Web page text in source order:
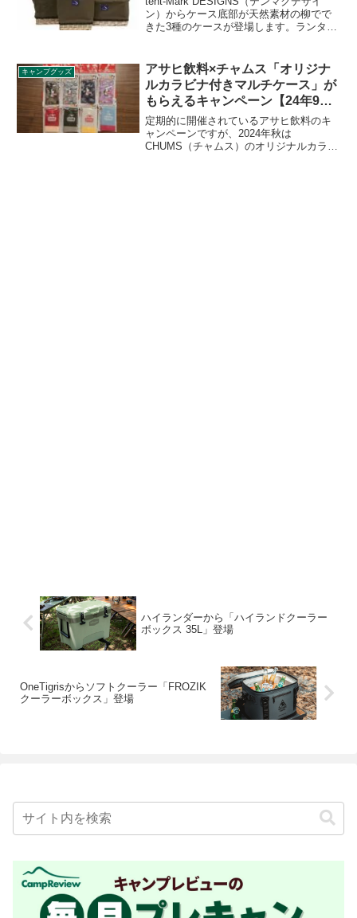
ン）からケース底部が天然素材の柳でで
きた3種のケースが登場します。ランタン
ているため、安心して収納できます。詳
細をレビューします。
キャンプグッズ
アサヒ飲料×チャムス「オリジナ
ルカラビナ付きマルチケース」が
もらえるキャンペーン【24年9
月〜】
定期的に開催されているアサヒ飲料のキ
ャンペーンですが、2024年秋は
CHUMS（チャムス）のオリジナルカラビ
ハイランダーから「ハイランドクーラー
ボックス 35L」登場
OneTigrisからソフトクーラー「FROZIK
クーラーボックス」登場